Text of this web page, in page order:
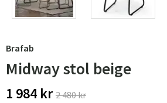
Brafab
Midway stol beige
1 984 kr 2 480 kr